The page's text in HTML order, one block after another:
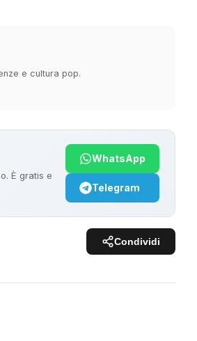
e cultura pop.
È gratis e
WhatsApp
Telegram
Condividi